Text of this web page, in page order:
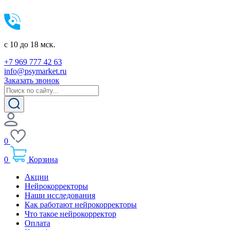
c 10 до 18 мск.
+7 969 777 42 63
info@psymarket.ru
Заказать звонок
0
0
Корзина
Акции
Нейрокорректоры
Наши исследования
Как работают нейрокорректоры
Что такое нейрокорректор
Оплата